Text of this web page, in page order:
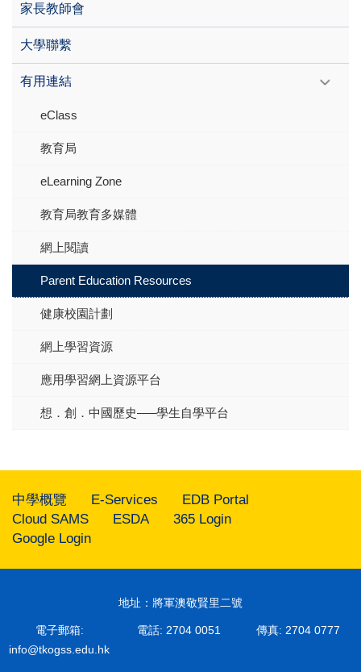
家長教師會
大學聯繫
有用連結
eClass
教育局
eLearning Zone
教育局教育多媒體
網上閱讀
Parent Education Resources
健康校園計劃
網上學習資源
應用學習網上資源平台
想．創．中國歷史–––學生自學平台
中學概覽 E-Services
EDB Portal
Cloud SAMS
ESDA
365 Login
Google Login
地址：將軍澳敬賢里二號
電子郵箱:
info@tkogss.edu.hk
電話: 2704 0051 傳真: 2704 0777